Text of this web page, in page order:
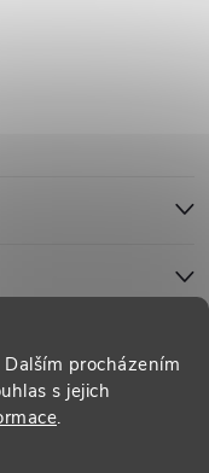
procházením
s jejich
.
vyhrazena.